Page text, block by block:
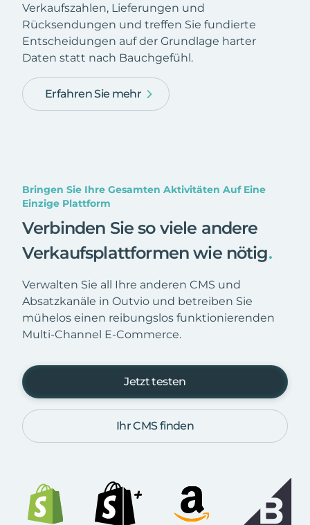
Verkaufszahlen, Lieferungen und
Rücksendungen und treffen Sie fundierte
Entscheidungen auf der Grundlage harter
Daten statt nach Bauchgefühl.
Erfahren Sie mehr
Bringen Sie Ihre Gesamten Aktivitäten Auf Eine
Einzige Plattform
Verbinden Sie so viele andere
Verkaufsplattformen wie nötig.
Verwalten Sie all Ihre anderen CMS und
Absatzkanäle in Outvio und betreiben Sie
mühelos einen reibungslos funktionierenden
Multi-Channel E-Commerce.
Jetzt testen
Ihr CMS finden